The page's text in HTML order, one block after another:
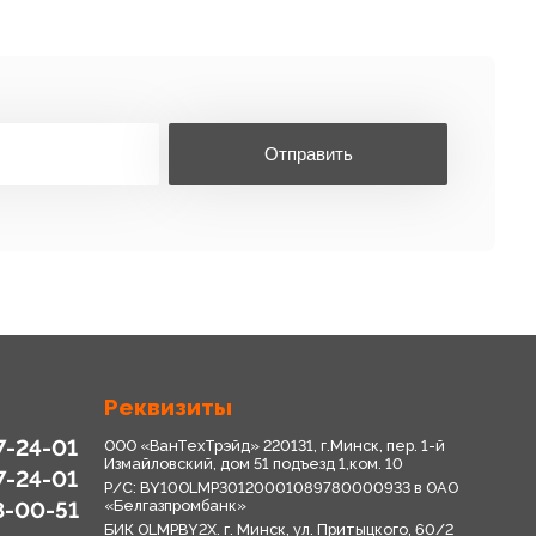
Отправить
24-01
24-01
00-51
Реквизиты
ООО «ВанТехТрэйд» 220131, г.Минск, пер. 1-й
Измайловский, дом 51 подъезд 1,ком. 10
Р/С: BY10OLMP30120001089780000933 в OАО
«Белгазпромбанк»
БИК OLMPBY2X. г. Минск, ул. Притыцкого, 60/2